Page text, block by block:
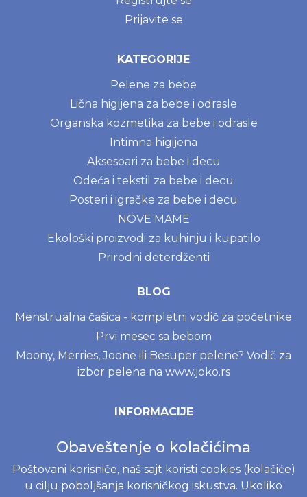
Prijavite se
KATEGORIJE
Pelene za bebe
Lična higijena za bebe i odrasle
Organska kozmetika za bebe i odrasle
Intimna higijena
Aksesoari za bebe i decu
Odeća i tekstil za bebe i decu
Posteri i igračke za bebe i decu
NOVE MAME
Ekološki proizvodi za kuhinju i kupatilo
Prirodni deterdženti
BLOG
Menstrualna čašica - kompletni vodič za početnike
Prvi mesec sa bebom
Moony, Merries, Joone ili Besuper pelene? Vodič za
izbor pelena na www.joko.rs
INFORMACIJE
Uslovi korišćenja
Politika privatnosti
Obaveštenje o kolačićima
Poštovani korisniče, naš sajt koristi cookies (kolačiće)
u cilju poboljšanja korisničkog iskustva. Ukoliko